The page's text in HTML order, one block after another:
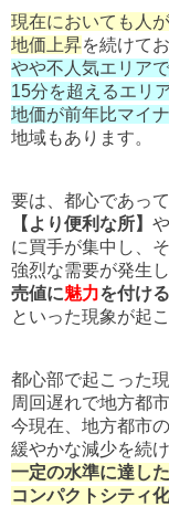
現在においても人
地価上昇を続けて
やや不人気エリア
15分を超えるエリ
地価が前年比マイ
地域もあります。
要は、都心であっ
【より便利な所】 や
に買手が集中し、
強烈な需要が発生
売値に魅力を付け
といった現象が起
都心部で起こった
周回遅れで地方都
今現在、地方都市
緩やかな減少を続
一定の水準に達し
コンパクトシティ